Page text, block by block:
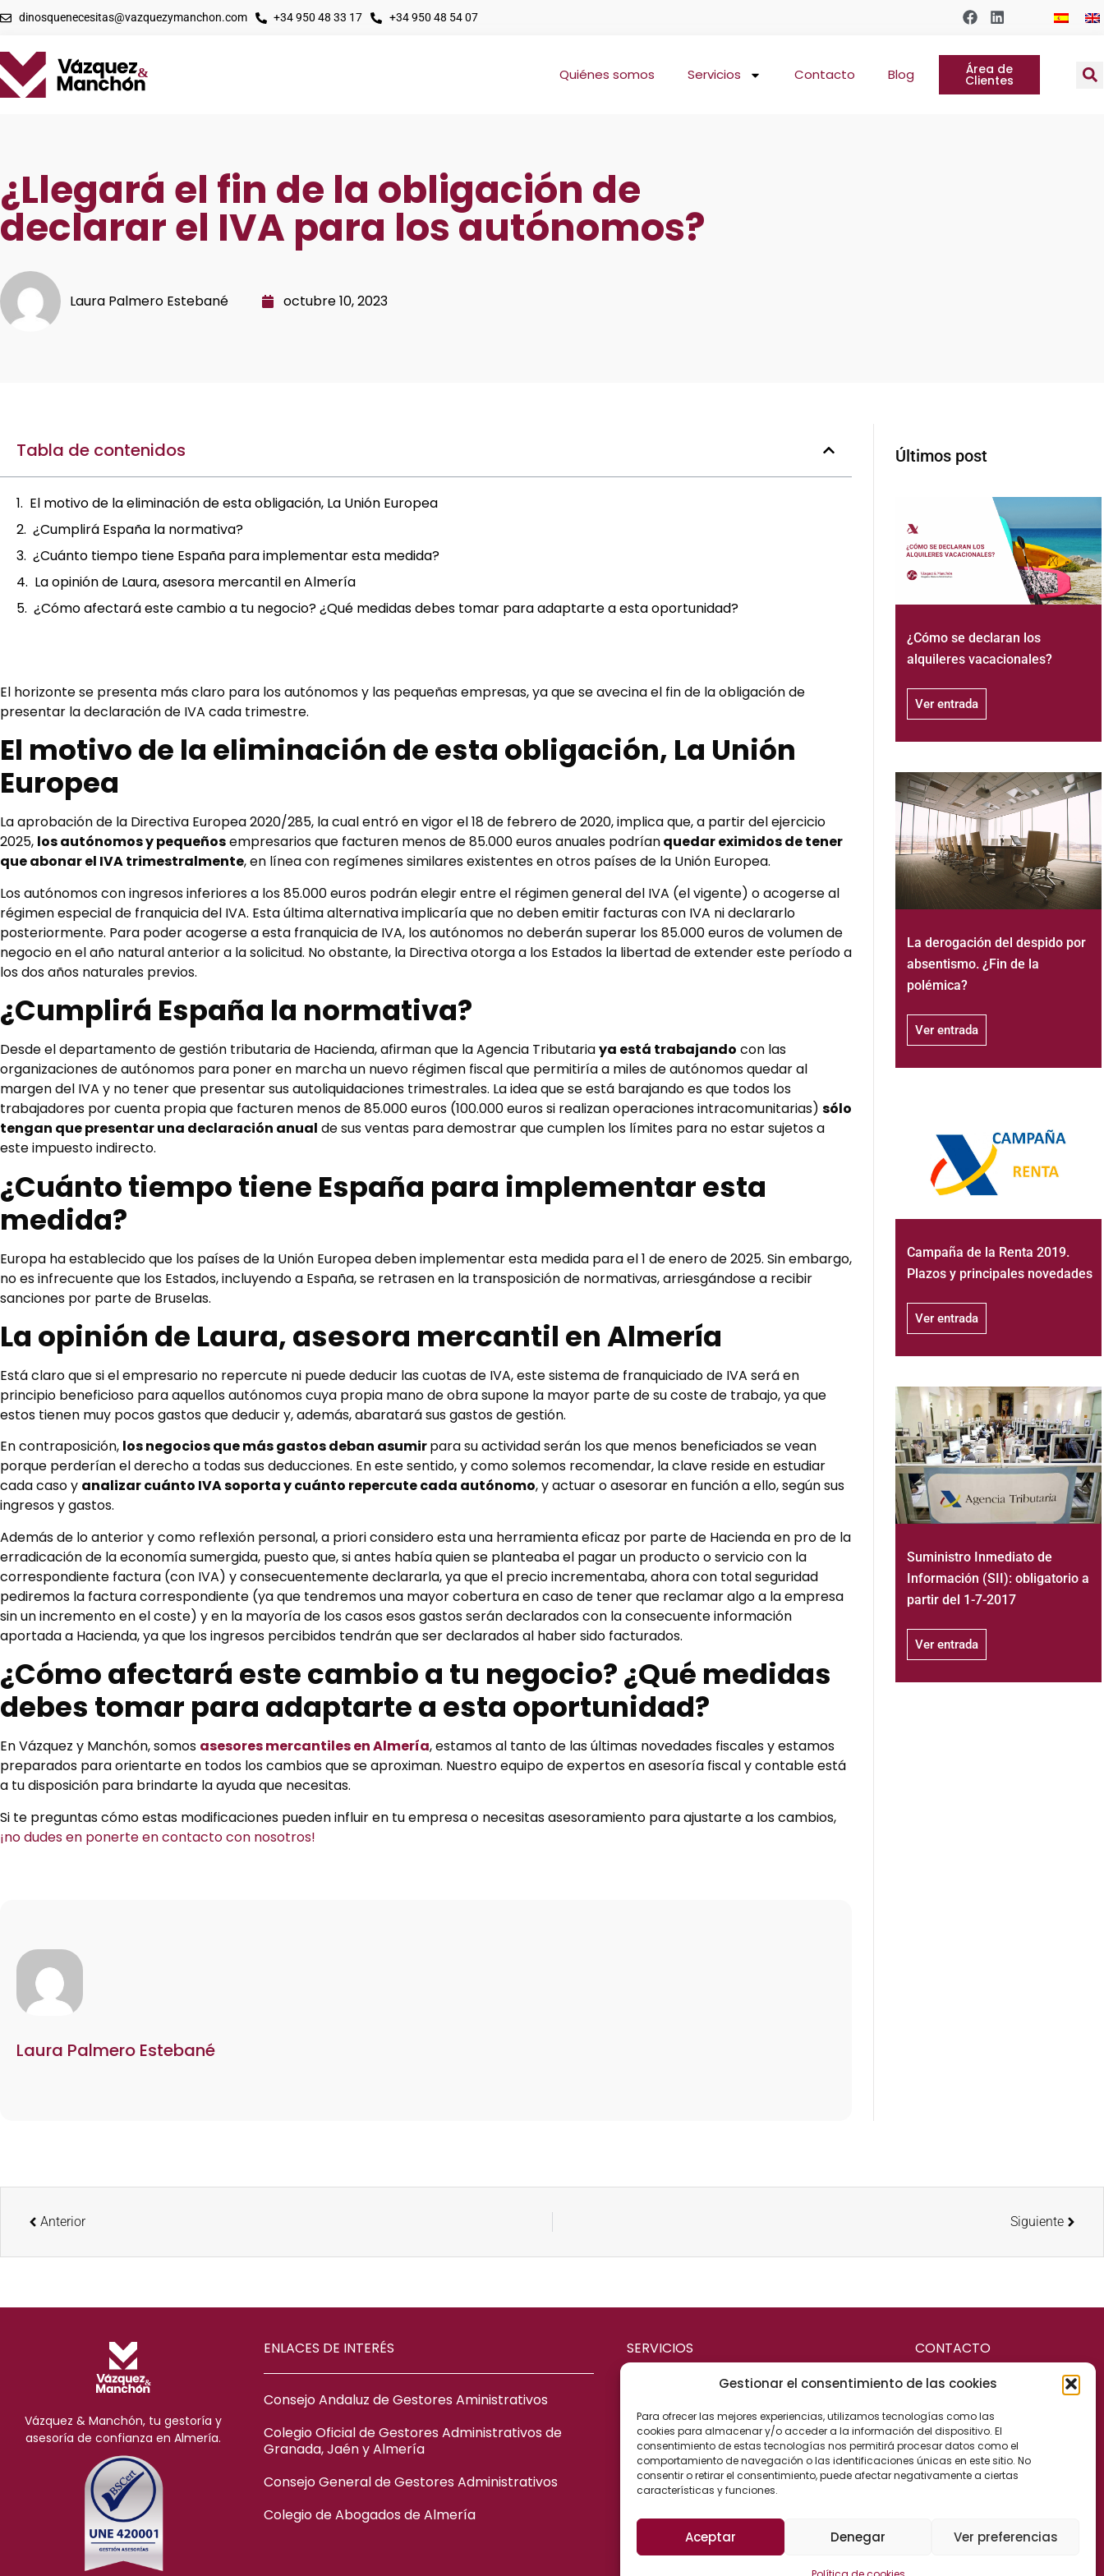
Gestionar el consentimiento de las cookies
Para ofrecer las mejores experiencias, utilizamos tecnologías como las
cookies para almacenar y/o acceder a la información del dispositivo. El
consentimiento de estas tecnologías nos permitirá procesar datos como el
comportamiento de navegación o las identificaciones únicas en este sitio. No
consentir o retirar el consentimiento, puede afectar negativamente a ciertas
características y funciones.
Aceptar Denegar Ver preferencias
dinosquenecesitas@vazquezymanchon.com +34 950 48 33 17 +34 950 48 54 07
Quiénes somos Servicios Contacto Blog Área de
Clientes
¿Llegará el fin de la obligación de
declarar el IVA para los autónomos?
Laura Palmero Estebané octubre 10, 2023
Tabla de contenidos
El motivo de la eliminación de esta obligación, La Unión Europea
¿Cumplirá España la normativa?
¿Cuánto tiempo tiene España para implementar esta medida?
La opinión de Laura, asesora mercantil en Almería
¿Cómo afectará este cambio a tu negocio? ¿Qué medidas debes tomar para adaptarte a esta oportunidad?
El horizonte se presenta más claro para los autónomos y las pequeñas empresas, ya que se avecina el fin de la obligación de
presentar la declaración de IVA cada trimestre.
El motivo de la eliminación de esta obligación, La Unión
Europea
La aprobación de la Directiva Europea 2020/285, la cual entró en vigor el 18 de febrero de 2020, implica que, a partir del ejercicio
2025, los autónomos y pequeñosempresarios que facturen menos de 85.000 euros anuales podríanquedar eximidos de tener
que abonar el IVA trimestralmente, en línea con regímenes similares existentes en otros países de la Unión Europea.
Los autónomos con ingresos inferiores a los 85.000 euros podrán elegir entre el régimen general del IVA (el vigente) o acogerse al
régimen especial de franquicia del IVA. Esta última alternativa implicaría que no deben emitir facturas con IVA ni declararlo
posteriormente. Para poder acogerse a esta franquicia de IVA, los autónomos no deberán superar los 85.000 euros de volumen de
negocio en el año natural anterior a la solicitud. No obstante, la Directiva otorga a los Estados la libertad de extender este período a
los dos años naturales previos.
¿Cumplirá España la normativa?
Desde el departamento de gestión tributaria de Hacienda, afirman que la Agencia Tributariaya está trabajando con las
organizaciones de autónomos para poner en marcha un nuevo régimen fiscal que permitiría a miles de autónomos quedar al
margen del IVA y no tener que presentar sus autoliquidaciones trimestrales. La idea que se está barajando es que todos los
trabajadores por cuenta propia que facturen menos de 85.000 euros (100.000 euros si realizan operaciones intracomunitarias) sólo
tengan que presentar una declaración anual de sus ventas para demostrar que cumplen los límites para no estar sujetos a
este impuesto indirecto.
¿Cuánto tiempo tiene España para implementar esta
medida?
Europa ha establecido que los países de la Unión Europea deben implementar esta medida para el 1 de enero de 2025. Sin embargo,
no es infrecuente que los Estados, incluyendo a España, se retrasen en la transposición de normativas, arriesgándose a recibir
sanciones por parte de Bruselas.
La opinión de Laura, asesora mercantil en Almería
Está claro que si el empresario no repercute ni puede deducir las cuotas de IVA, este sistema de franquiciado de IVA será en
principio beneficioso para aquellos autónomos cuya propia mano de obra supone la mayor parte de su coste de trabajo, ya que
estos tienen muy pocos gastos que deducir y, además, abaratará sus gastos de gestión.
En contraposición, los negocios que más gastos deban asumirpara su actividad serán los que menos beneficiados se vean
porque perderían el derecho a todas sus deducciones. En este sentido, y como solemos recomendar, la clave reside en estudiar
cada caso y analizar cuánto IVA soporta y cuánto repercute cada autónomo, y actuar o asesorar en función a ello, según sus
ingresos y gastos.
Además de lo anterior y como reflexión personal, a priori considero esta una herramienta eficaz por parte de Hacienda en pro de la
erradicación de la economía sumergida, puesto que, si antes había quien se planteaba el pagar un producto o servicio con la
correspondiente factura (con IVA) y consecuentemente declararla, ya que el precio incrementaba, ahora con total seguridad
pediremos la factura correspondiente (ya que tendremos una mayor cobertura en caso de tener que reclamar algo a la empresa
sin un incremento en el coste) y en la mayoría de los casos esos gastos serán declarados con la consecuente información
aportada a Hacienda, ya que los ingresos percibidos tendrán que ser declarados al haber sido facturados.
¿Cómo afectará este cambio a tu negocio? ¿Qué medidas
debes tomar para adaptarte a esta oportunidad?
En Vázquez y Manchón, somos asesores mercantiles en Almería, estamos al tanto de las últimas novedades fiscales y estamos
preparados para orientarte en todos los cambios que se aproximan. Nuestro equipo de expertos en asesoría fiscal y contable está
a tu disposición para brindarte la ayuda que necesitas.
Si te preguntas cómo estas modificaciones pueden influir en tu empresa o necesitas asesoramiento para ajustarte a los cambios,
¡no dudes en ponerte en contacto con nosotros!
Laura Palmero Estebané
Últimos post
¿Cómo se declaran los
alquileres vacacionales?
Ver entrada
La derogación del despido por
absentismo. ¿Fin de la
polémica?
Ver entrada
Campaña de la Renta 2019.
Plazos y principales novedades
Ver entrada
Suministro Inmediato de
Información (SII): obligatorio a
partir del 1-7-2017
Ver entrada
Anterior Siguiente
Vázquez & Manchón, tu gestoría y
asesoría de confianza en Almería.
ENLACES DE INTERÉS
Consejo Andaluz de Gestores Aministrativos
Colegio Oficial de Gestores Administrativos de
Granada, Jaén y Almería
Consejo General de Gestores Administrativos
Colegio de Abogados de Almería
SERVICIOS
ASESORÍA CIVIL
ASESORÍA FISCAL Y CONTABLE
ASESORÍA LABORAL
CONTACTO
04700 El Ejido (Almería)
España